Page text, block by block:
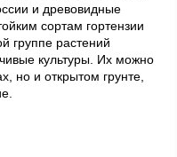
и древовидные
сортам гортензии
группе растений
культуры. Их можно
но и открытом грунте,